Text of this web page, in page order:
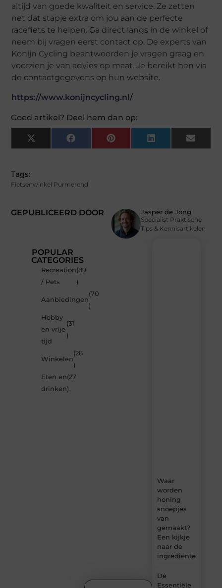
altijd van goede kwaliteit en service. Ze zetten
net dat stapje extra om jou aan de perfecte
racefiets te helpen. Ga direct langs in de winkel of
neem bij vragen eerst contact op. De experts van
Konijn Cycling beantwoorden je vragen graag en
voorzien je van advies op maat. Je bereikt hen via
de contactgegevens op hun website.
https://www.konijncycling.nl/
Goed artikel? Deel hem dan op:
X
(Twitter)
Facebook Pinterest LinkedIn Email
GEPUBLICEERD DOOR Jasper de Jong
Specialist Praktische
Tips & Kennisartikelen
Tags:
Fietsenwinkel Purmerend
POPULAR
CATEGORIES
Recreation
/ Pets
(89
)
Aanbiedingen
(70
)
Hobby
en vrije
tijd
(31
)
Winkelen
(28
)
Eten en
drinken
(27
)
Waar
worden
honing
snoepjes
van
gemaakt?
Een kijkje
naar de
ingrediënten
De
Essentiële